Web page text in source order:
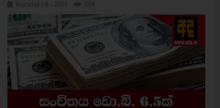
Thursday / 6 / 2026 398